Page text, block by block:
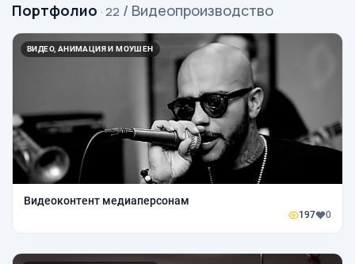
Портфолио · 22 / Видеопроизводство
ВИДЕО, АНИМАЦИЯ И МОУШЕН
Видеоконтент медиаперсонам
197 0